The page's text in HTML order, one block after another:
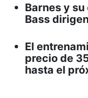
Barnes y
Bass
El
precio de
hasta el